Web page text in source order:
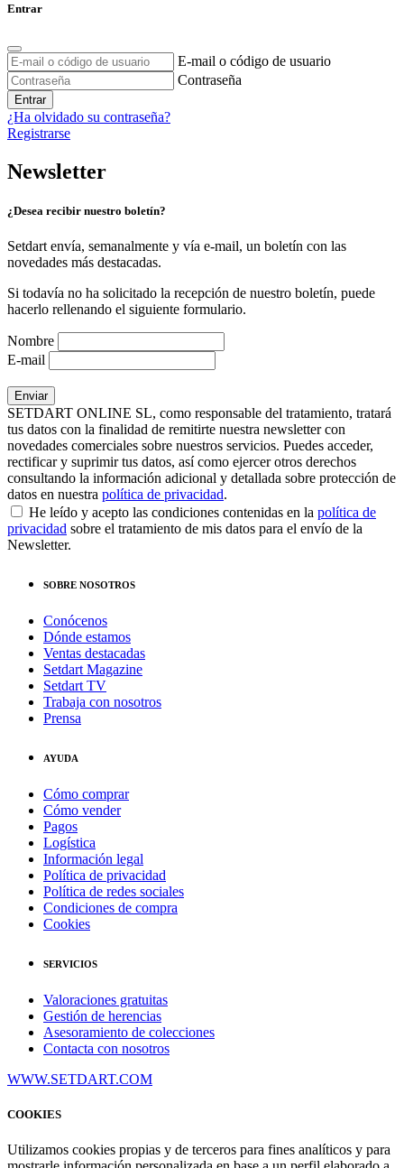
Entrar
E-mail o código de usuario
Contraseña
Entrar
¿Ha olvidado su contraseña?
Registrarse
Newsletter
¿Desea recibir nuestro boletín?
Setdart envía, semanalmente y vía e-mail, un boletín con las
novedades más destacadas.
Si todavía no ha solicitado la recepción de nuestro boletín, puede
hacerlo rellenando el siguiente formulario.
Nombre
E-mail
SETDART ONLINE SL, como responsable del tratamiento, tratará
tus datos con la finalidad de remitirte nuestra newsletter con
novedades comerciales sobre nuestros servicios. Puedes acceder,
rectificar y suprimir tus datos, así como ejercer otros derechos
consultando la información adicional y detallada sobre protección de
datos en nuestra política de privacidad.
He leído y acepto las condiciones contenidas en la política de
privacidad sobre el tratamiento de mis datos para el envío de la
Newsletter.
SOBRE NOSOTROS
Conócenos
Dónde estamos
Ventas destacadas
Setdart Magazine
Setdart TV
Trabaja con nosotros
Prensa
AYUDA
Cómo comprar
Cómo vender
Pagos
Logística
Información legal
Política de privacidad
Política de redes sociales
Condiciones de compra
Cookies
SERVICIOS
Valoraciones gratuitas
Gestión de herencias
Asesoramiento de colecciones
Contacta con nosotros
WWW.SETDART.COM
COOKIES
Utilizamos cookies propias y de terceros para fines analíticos y para